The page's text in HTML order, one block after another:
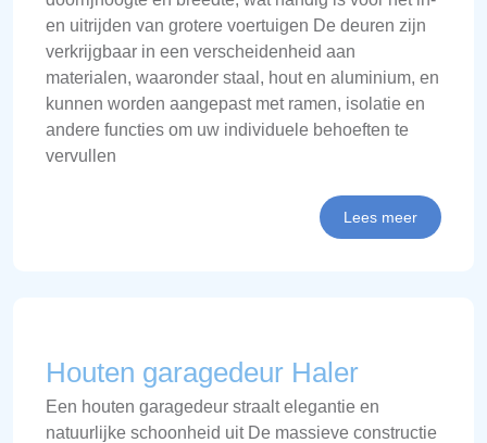
en uitrijden van grotere voertuigen De deuren zijn
verkrijgbaar in een verscheidenheid aan
materialen, waaronder staal, hout en aluminium, en
kunnen worden aangepast met ramen, isolatie en
andere functies om uw individuele behoeften te
vervullen
Lees meer
Houten garagedeur Haler
Een houten garagedeur straalt elegantie en
natuurlijke schoonheid uit De massieve constructie